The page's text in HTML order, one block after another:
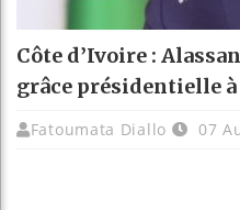
Côte d’Ivoire :
grâce présidentielle à
Fatoumata Diallo 07